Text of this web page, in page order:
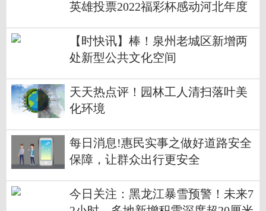
英雄投票2022福彩杯感动河北年度
【时快讯】棒！泉州老城区新增两
处新型公共文化空间
天天热点评！园林工人清扫落叶美
化环境
每日消息!惠民实事之做好道路安全
保障，让群众出行更安全
今日关注：黑龙江暴雪预警！未来7